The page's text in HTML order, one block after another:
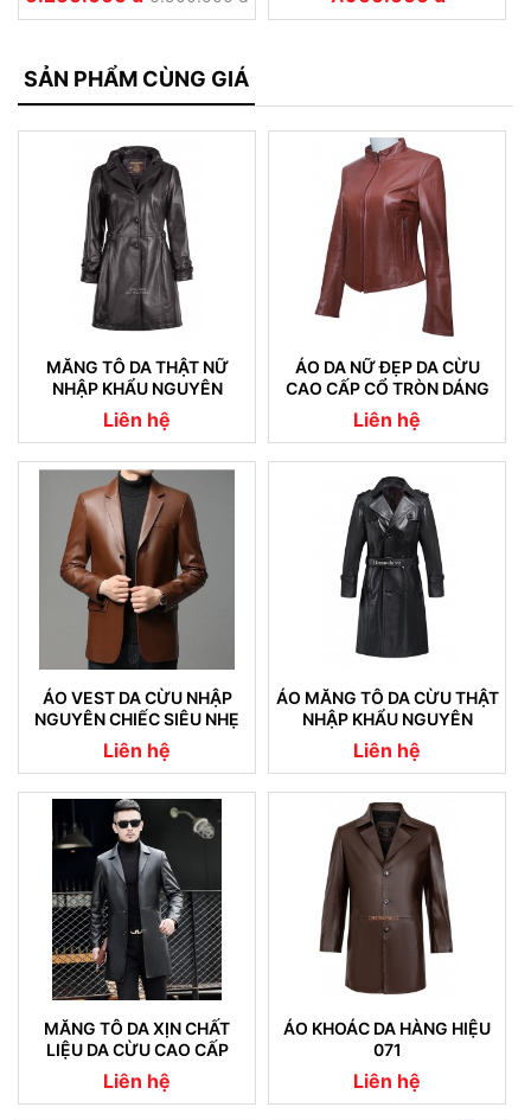
SẢN PHẨM CÙNG GIÁ
MĂNG TÔ DA THẬT NỮ
NHẬP KHẨU NGUYÊN
CHIẾC 05
Liên hệ
ÁO DA NỮ ĐẸP DA CỪU
CAO CẤP CỔ TRÒN DÁNG
TRƠN
Liên hệ
ÁO VEST DA CỪU NHẬP
NGUYÊN CHIẾC SIÊU NHẸ
08
Liên hệ
ÁO MĂNG TÔ DA CỪU THẬT
NHẬP KHẨU NGUYÊN
CHIẾC CAM KẾT KHÔNG NỔ
DA (04)
Liên hệ
MĂNG TÔ DA XỊN CHẤT
LIỆU DA CỪU CAO CẤP
NHẬP KHẨU (07)
Liên hệ
ÁO KHOÁC DA HÀNG HIỆU
071
Liên hệ